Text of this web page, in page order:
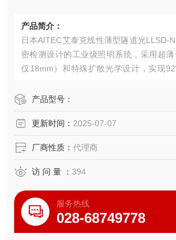
产品简介：
日本AITEC艾泰克线性薄型隧道光LLSD-
密检测设计的工业级照明系统，采用超
仅18mm）和特殊扩散光学设计，实现
化拼接设计可灵活适配不同检测工位，特
通过IP65防护认证并兼容主流工业相机触
产品型号：
更新时间： 2025-07-07
厂商性质： 代理商
访 问 量 ： 394
服务热线
028-68749778